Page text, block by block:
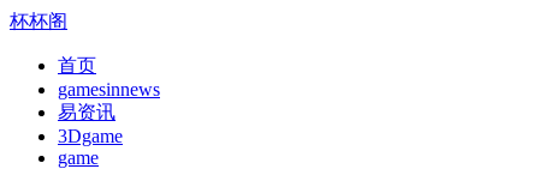
杯杯阁
首页
gamesinnews
易资讯
3Dgame
game